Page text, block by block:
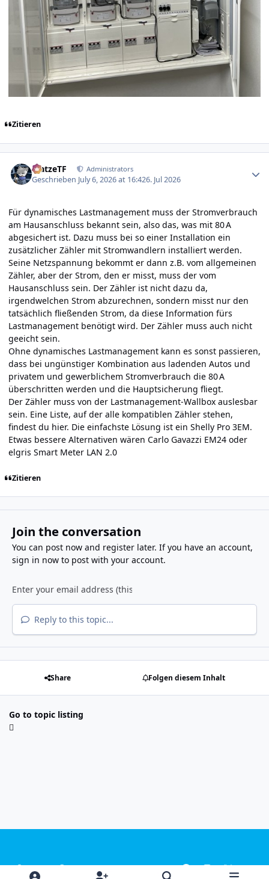
Zitieren
MatzeTF Administrators
Geschrieben July 6, 2026 at 16:426. Jul 2026
Für dynamisches Lastmanagement muss der Stromverbrauch
am Hausanschluss bekannt sein, also das, was mit 80 A
abgesichert ist. Dazu muss bei so einer Installation ein
zusätzlicher Zähler mit Stromwandlern installiert werden.
Seine Netzspannung bekommt er dann z.B. vom allgemeinen
Zähler, aber der Strom, den er misst, muss der vom
Hausanschluss sein. Der Zähler ist nicht dazu da,
irgendwelchen Strom abzurechnen, sondern misst nur den
tatsächlich fließenden Strom, da diese Information fürs
Lastmanagement benötigt wird. Der Zähler muss auch nicht
geeicht sein.
Ohne dynamisches Lastmanagement kann es sonst passieren,
dass bei ungünstiger Kombination aus ladenden Autos und
privatem und gewerblichem Stromverbrauch die 80 A
überschritten werden und die Hauptsicherung fliegt.
Der Zähler muss von der Lastmanagement-Wallbox auslesbar
sein. Eine Liste, auf der alle kompatiblen Zähler stehen,
findest du hier. Die einfachste Lösung ist ein Shelly Pro 3EM.
Etwas bessere Alternativen wären Carlo Gavazzi EM24 oder
elgris Smart Meter LAN 2.0
Zitieren
Join the conversation
You can post now and register later. If you have an account,
sign in nowto post with your account.
Reply to this topic...
Share Folgen diesem Inhalt
Go to topic listing
Light ModeDark ModeSystem Preference
f
i
x
y